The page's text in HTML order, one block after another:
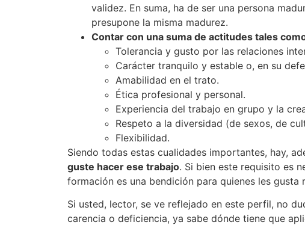
validez. En suma, ha de ser una persona
presupone la misma madurez.
Contar con una suma de actitudes tales
Tolerancia y gusto por las relaciones
Carácter tranquilo y estable o, en su
Amabilidad en el trato.
Ética profesional y personal.
Experiencia del trabajo en grupo y la
Respeto a la diversidad (de sexos, de
Flexibilidad.
Siendo todas estas cualidades importantes, hay,
guste hacer ese trabajo. Si bien este requisito es
formación es una bendición para quienes les
Si usted, lector, se ve reflejado en este perfil, no
carencia o deficiencia, ya sabe dónde tiene que